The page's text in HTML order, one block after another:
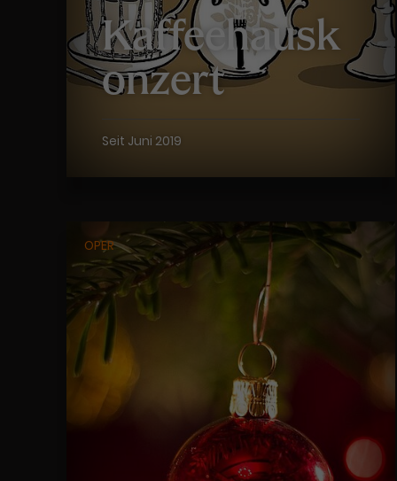
Kaffeehausk
onzert
Seit Juni 2019
OPER